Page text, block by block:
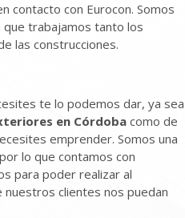
contacto con Eurocon. Somos
trabajamos tanto los
las construcciones.
te lo podemos dar, ya sea
en Córdoba como de
emprender. Somos una
lo que contamos con
para poder realizar al
clientes nos puedan